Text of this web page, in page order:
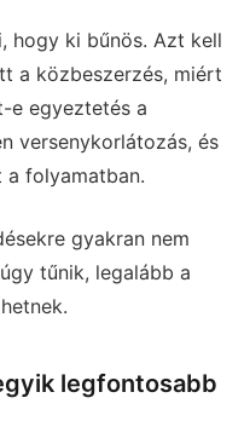
hogy ki bűnös. Azt kell
a közbeszerzés, miért
e egyeztetés a
versenykorlátozás, és
a folyamatban.
gyakran nem
tűnik, legalább a
legfontosabb